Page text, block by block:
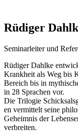
Rüdiger
Semi­nar­lei­ter und
Rüdi­ger Dah­l­ke
Krank­heit als Weg bis
Bereich bis in
in 28 Spra­chen vor.
Die Tri­lo­gie
en ver­mit­telt sei­ne
Geheim­nis der
verbreiten.